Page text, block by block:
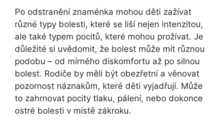
Po odstranění znaménka mohou děti zažívat
různé typy bolesti, které se liší nejen intenzitou,
ale také typem pocitů, které mohou prožívat. Je
důležité si uvědomit, že bolest může mít různou
podobu – od mírného diskomfortu až po silnou
bolest. Rodiče by měli být obezřetní a věnovat
pozornost náznakům, které děti vyjadřují. Může
to zahrnovat pocity tlaku, pálení, nebo dokonce
ostré bolesti v místě zákroku.